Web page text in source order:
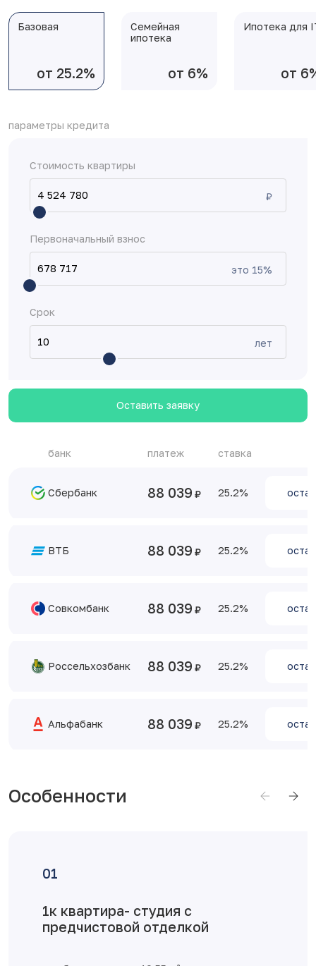
Базовая
от 25.2%
Семейная
ипотека
от 6%
Ипотека для
от
параметры кредита
Стоимость квартиры
₽
Первоначальный взнос
это 15%
Срок
лет
Оставить заявку
банк платеж ставка
Сбербанк 88 039 25.2
ВТБ 88 039 25.2
Совкомбанк 88 039 25.2
Россельхозбанк 88 039 25.2
Альфабанк 88 039 25.2
Особенности
Достоинства планировки
расположить зону гостиной